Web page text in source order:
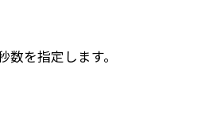
を指定します。